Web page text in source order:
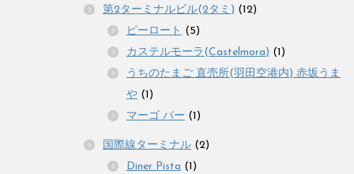
第2ターミナルビル(2タミ) (12)
ピーロート (5)
カステルモーラ(Castelmora) (1)
うちのたまご 直売所(羽田空港内) 赤坂うま
や (1)
マーゴ バー (1)
国際線ターミナル (2)
Diner Pista (1)